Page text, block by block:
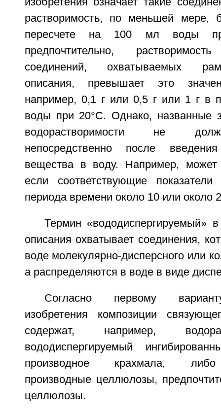
растворимость, по меньшей
пересчете на 100 мл воды
предпочтительно,
соединений, охватываемых
описания, превышает это
например, 0,1 г или 0,5 г или 1 г в
воды при 20°С. Однако, названные
водорастворимости не
непосредственно после введения
вещества в воду. Например, может
если соответствующие показатели
периода времени около 10 или около
Термин «вододиспергируемый»
описания охватывает соединения,
воде молекулярно-дисперсного или
а распределяются в воде в виде
Согласно первому
изобретения композиции
содержат, например,
вододиспергируемый
производное крахмала, либо
производные целлюлозы,
целлюлозы.